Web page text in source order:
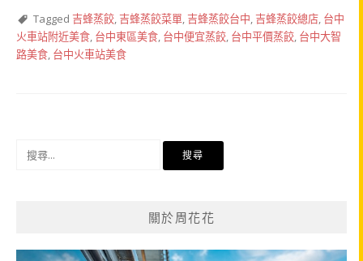
Tagged 吉蜂蒸餃 吉蜂蒸餃菜單 吉蜂蒸餃台中 吉蜂蒸餃總店 台中
火車站附近美食 台中東區美食 台中便宜蒸餃 台中平價蒸餃 台中大智
路美食 台中火車站美食
關於周花花